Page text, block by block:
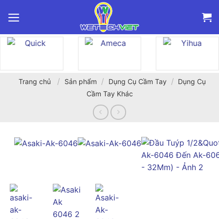
qua
dung
Trang chủ / Sản phẩm / Dụng Cụ Cầm Tay / Dụng Cụ
Cầm Tay Khác